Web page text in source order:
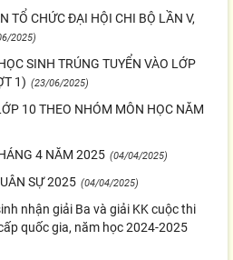
TỔ CHỨC ĐẠI HỘI CHI BỘ LẦN V,
2025)
SINH TRÚNG TUYỂN VÀO LỚP
1) (23/06/2025)
10 THEO NHÓM MÔN HỌC NĂM
4 NĂM 2025 (04/04/2025)
SỰ 2025 (04/04/2025)
nhận giải Ba và giải KK cuộc thi
quốc gia, năm học 2024-2025